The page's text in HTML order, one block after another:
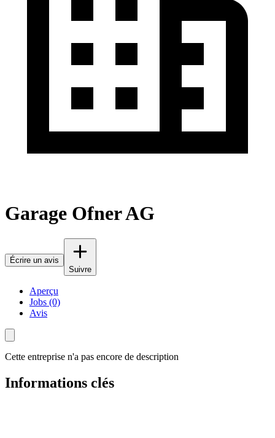
Garage Ofner AG
Écrire un avis
Suivre
Aperçu
Jobs (0)
Avis
Cette entreprise n'a pas encore de description
Informations clés